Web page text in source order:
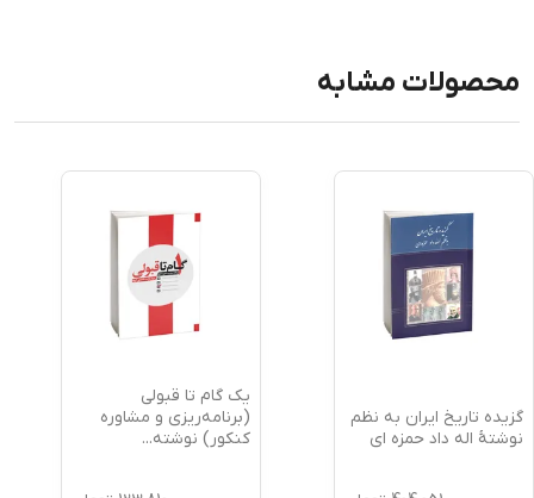
محصولات مشابه
گزیده تاریخ ایران به نظم
نوشتۀ اله داد حمزه ای
یک گام تا قبولی
(برنامه‌ریزی و مشاوره
کنکور) نوشته...